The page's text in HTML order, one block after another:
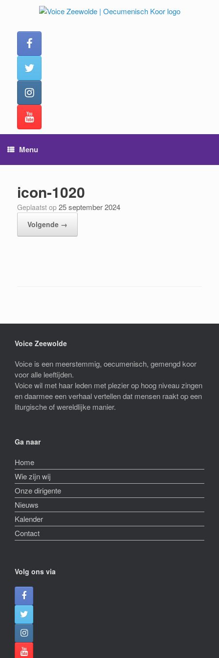
Menu
icon-1020
Geplaatst op 25 september 2024
Volgende →
Voice Zeewolde
Voice is een meerstemmig, oecumenisch, gemengd koor
voor alle leeftijden.
Voice wil met haar leden met plezier op hoog niveau zingen
en daarmee een verhaal vertellen dat mensen raakt op een
liturgische of wereldlijke manier.
Ga naar
Home
Wie zijn wij
Onze dirigente
Nieuws
Kalender
Contact
Volg ons via